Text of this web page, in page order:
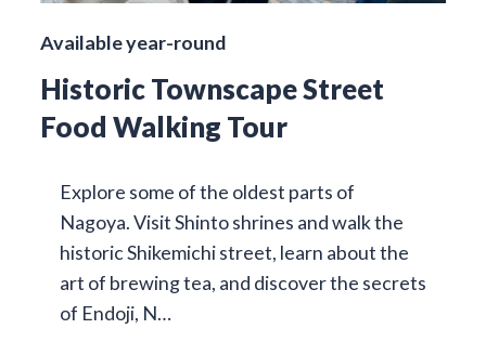
Available year-round
Historic Townscape Street
Food Walking Tour
Explore some of the oldest parts of
Nagoya. Visit Shinto shrines and walk the
historic Shikemichi street, learn about the
art of brewing tea, and discover the secrets
of Endoji, N…